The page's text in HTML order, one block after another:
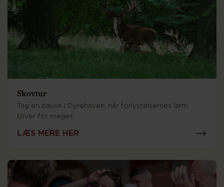
Skovtur
Tag en pause i Dyrehaven, når forlystelsernes larm
bliver for meget
LÆS MERE HER